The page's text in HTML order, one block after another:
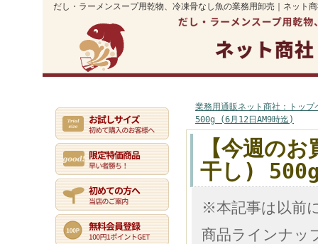
だし・ラーメンスープ用乾物、冷凍骨なし魚の業務用卸売｜ネット
マイページ ご利用案内
業務用通販ネット商社：トップ
500g (6月12日AM9時迄)
【今週の
干し)
※本記事は以前
商品ラインナッ